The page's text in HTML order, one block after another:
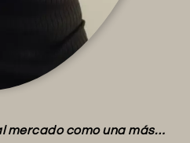
mercado como una más…